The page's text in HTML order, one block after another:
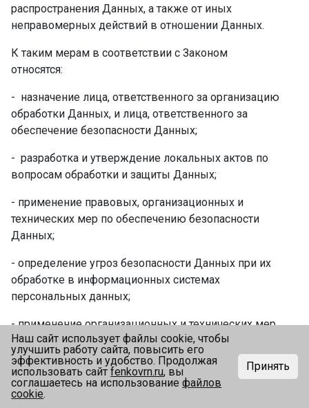
распространения Данных, а также от иных
неправомерных действий в отношении Данных.
К таким мерам в соответствии с Законом
относятся:
- ­ назначение лица, ответственного за организацию
обработки Данных, и лица, ответственного за
обеспечение безопасности Данных;
- ­ разработка и утверждение локальных актов по
вопросам обработки и защиты Данных;
- применение правовых, организационных и
технических мер по обеспечению безопасности
Данных;
- определение угроз безопасности Данных при их
обработке в информационных системах
персональных данных;
- применение организационных и технических мер
по обеспечению безопасности Данных при их
обработке в информационных системах
персональных данных, необходимых для
выполнения требований к защите Данных,
Главная
0
Наш сайт использует файлы cookie, чтобы
улучшить работу сайта, повысить его
эффективность и удобство. Продолжая
использовать сайтfenkovrn.ru, вы
соглашаетесь на использованиефайлов
cookie.
Принять